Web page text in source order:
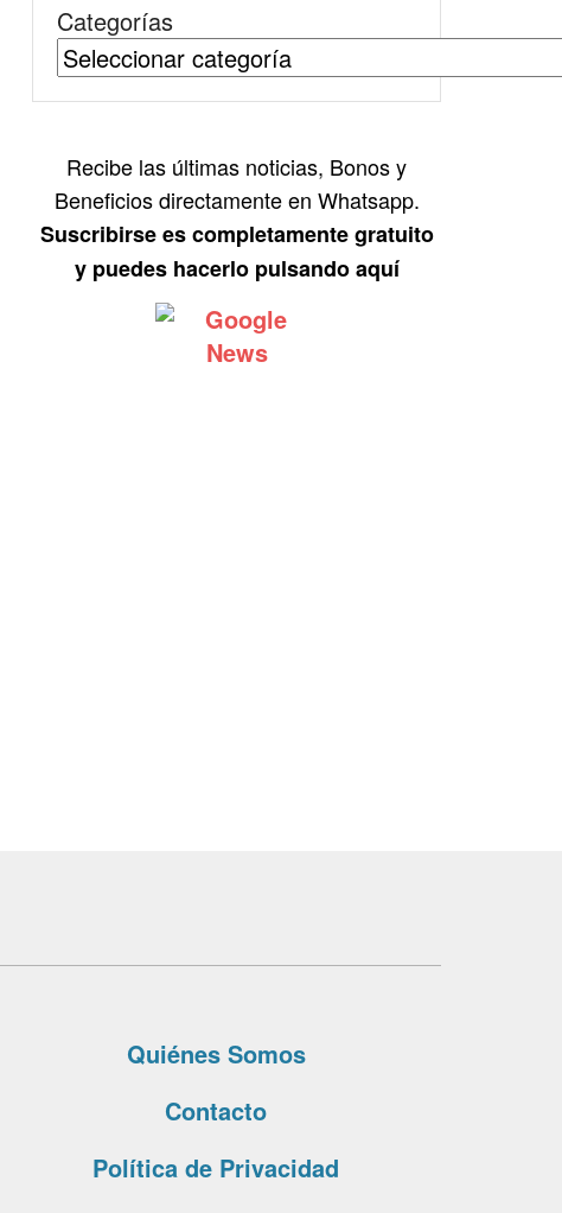
Categorías
Recibe las últimas noticias, Bonos y
Beneficios directamente en Whatsapp.
Suscribirse es completamente gratuito
y puedes hacerlo pulsando aquí
Quiénes Somos
Contacto
Política de Privacidad